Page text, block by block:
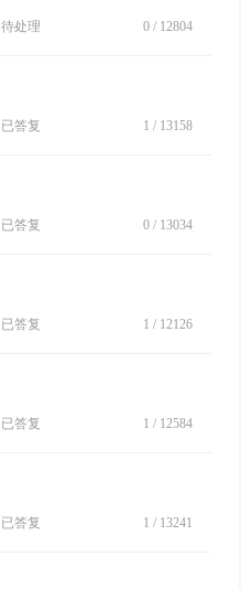
待处理 0 / 12804
已答复 1 / 13158
已答复 0 / 13034
已答复 1 / 12126
已答复 1 / 12584
已答复 1 / 13241